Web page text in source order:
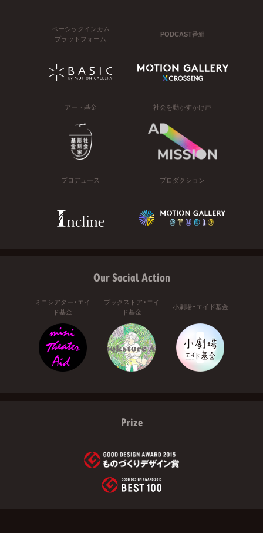
ベーシックインカム
プラットフォーム
PODCAST番組
アート基金 社会を動かすかけ声
プロデュース プロダクション
Our Social Action
ミニシアター・エイ
ド基金
ブックストア・エイ
ド基金
小劇場・エイド基金
Prize